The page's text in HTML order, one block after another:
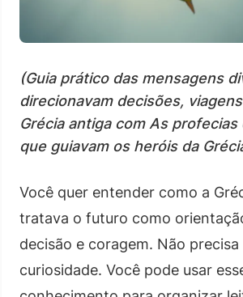
(Guia prático das mensagens
direcionavam decisões,
Grécia antiga com As profecias
que guiavam os heróis da
Você quer entender como a
tratava o futuro como
decisão e coragem. Não
curiosidade. Você pode usar